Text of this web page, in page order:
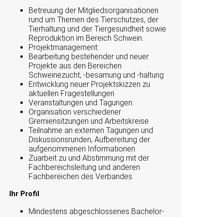
Betreuung der Mitgliedsorganisationen
rund um Themen des Tierschutzes, der
Tierhaltung und der Tiergesundheit sowie
Reproduktion im Bereich Schwein.
Projektmanagement:
Bearbeitung bestehender und neuer
Projekte aus den Bereichen
Schweinezucht, -besamung und -haltung
Entwicklung neuer Projektskizzen zu
aktuellen Fragestellungen
Veranstaltungen und Tagungen:
Organisation verschiedener
Gremiensitzungen und Arbeitskreise
Teilnahme an externen Tagungen und
Diskussionsrunden, Aufbereitung der
aufgenommenen Informationen
Zuarbeit zu und Abstimmung mit der
Fachbereichsleitung und anderen
Fachbereichen des Verbandes
Ihr Profil
Mindestens abgeschlossenes Bachelor-